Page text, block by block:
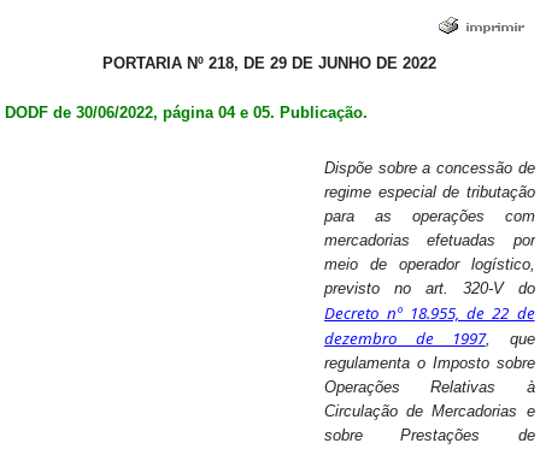
PORTARIA Nº 218, DE 29 DE JUNHO DE 2022
DODF de 30/06/2022, página 04 e 05. Publicação.
Dispõe sobre a concessão de
regime especial de tributação
para as operações com
mercadorias efetuadas por
meio de operador logístico,
previsto no art. 320-V do
Decreto nº 18.955, de 22 de
dezembro de 1997, que
regulamenta o Imposto sobre
Operações Relativas à
Circulação de Mercadorias e
sobre Prestações de